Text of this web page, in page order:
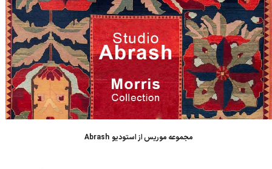
مجموعه موریس از استودیو Abrash